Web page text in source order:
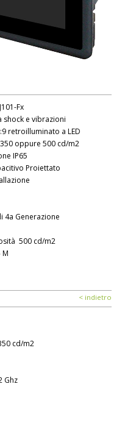
Fx
shock e vibrazioni
retroilluminato a LED
oppure 500 cd/m2
IP65
Proiettato
4a Generazione
500 cd/m2
< indietro
cd/m2
Ghz